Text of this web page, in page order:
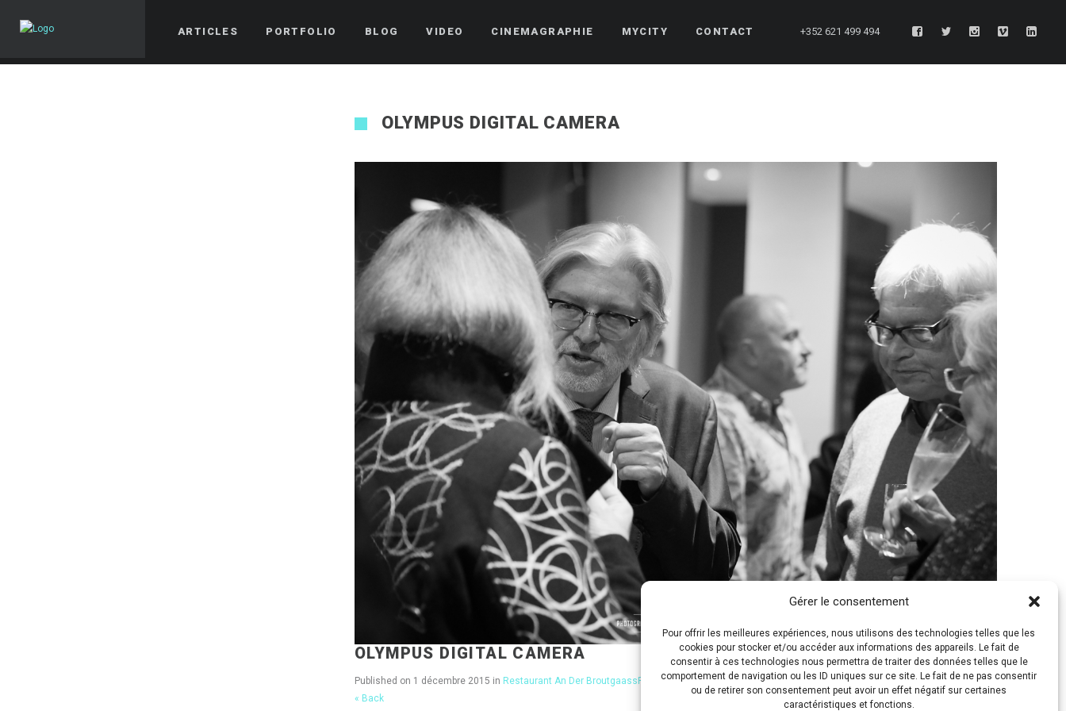
Gérer le consentement
Pour offrir les meilleures expériences, nous utilisons des technologies telles que les
cookies pour stocker et/ou accéder aux informations des appareils. Le fait de
consentir à ces technologies nous permettra de traiter des données telles que le
comportement de navigation ou les ID uniques sur ce site. Le fait de ne pas consentir
ou de retirer son consentement peut avoir un effet négatif sur certaines
caractéristiques et fonctions.
ARTICLES PORTFOLIO BLOG VIDEO CINEMAGRAPHIE MYCITY CONTACT +352 621 499 494
OLYMPUS DIGITAL CAMERA
OLYMPUS DIGITAL CAMERA
Published on 1 décembre 2015 in Restaurant An Der BroutgaassFull resolution (1250 × 938)
« Back